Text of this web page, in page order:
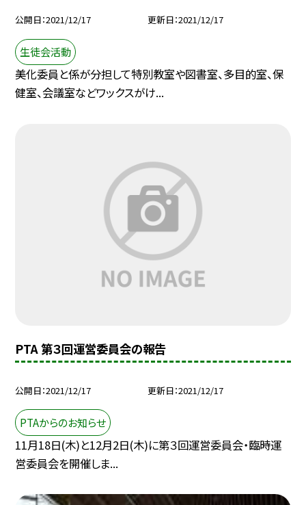
公開日 2021/12/17 更新日 2021/12/17
生徒会活動
美化委員と係が分担して特別教室や図書室、多目的室、保
健室、会議室などワックスがけ...
PTA 第３回運営委員会の報告
公開日 2021/12/17 更新日 2021/12/17
PTAからのお知らせ
11月18日(木)と12月2日(木)に第３回運営委員会・臨時運
営委員会を開催しま...